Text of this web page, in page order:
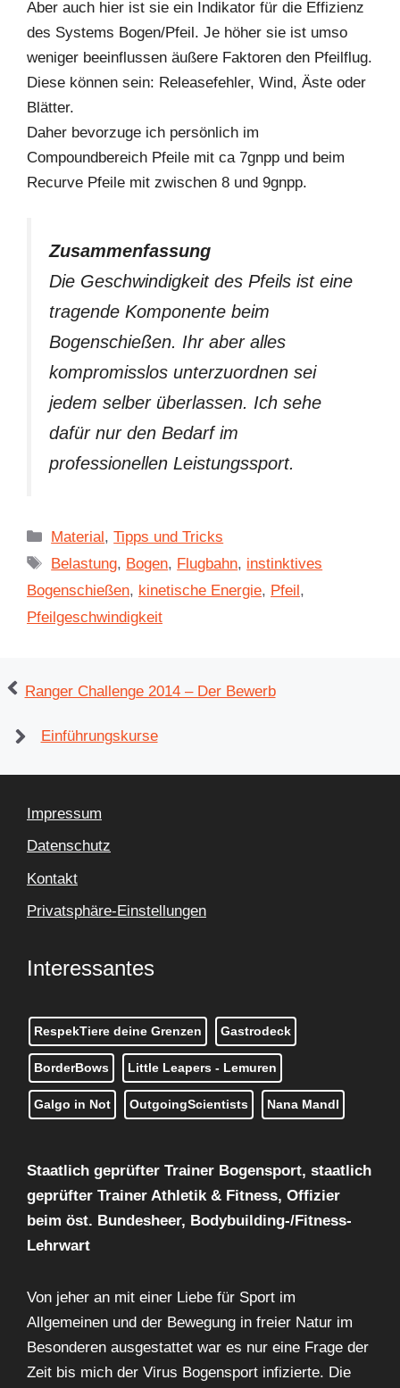
Aber auch hier ist sie ein Indikator für die Effizienz
des Systems Bogen/Pfeil. Je höher sie ist umso
weniger beeinflussen äußere Faktoren den Pfeilflug.
Diese können sein: Releasefehler, Wind, Äste oder
Blätter.
Daher bevorzuge ich persönlich im
Compoundbereich Pfeile mit ca 7gnpp und beim
Recurve Pfeile mit zwischen 8 und 9gnpp.
Zusammenfassung
Die Geschwindigkeit des Pfeils ist eine
tragende Komponente beim
Bogenschießen. Ihr aber alles
kompromisslos unterzuordnen sei
jedem selber überlassen. Ich sehe
dafür nur den Bedarf im
professionellen Leistungssport.
Kategorien
Material,Tipps und Tricks
Schlagwörter
Belastung, Bogen, Flugbahn, instinktives
Bogenschießen, kinetische Energie, Pfeil,
Pfeilgeschwindigkeit
Ranger Challenge 2014 – Der Bewerb
Einführungskurse
Impressum
Datenschutz
Kontakt
Privatsphäre-Einstellungen
Interessantes
RespekTiere deine Grenzen Gastrodeck
BorderBows Little Leapers - Lemuren
Galgo in Not OutgoingScientists Nana Mandl
Staatlich geprüfter Trainer Bogensport, staatlich
geprüfter Trainer Athletik & Fitness, Offizier
beim öst. Bundesheer, Bodybuilding-/Fitness-
Lehrwart
Von jeher an mit einer Liebe für Sport im
Allgemeinen und der Bewegung in freier Natur im
Besonderen ausgestattet war es nur eine Frage der
Zeit bis mich der Virus Bogensport infizierte. Die